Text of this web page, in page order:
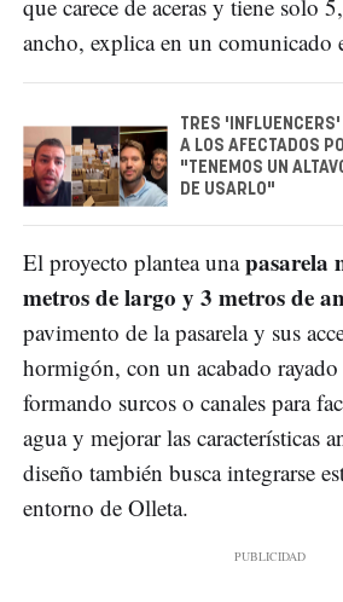
que carece de aceras y tiene solo
ancho, explica en un comunicado
TRES
A LOS AFECTADOS
"TENEMOS UN
DE USARLO"
El proyecto plantea unapasarela
metros de largo y 3 metros de
pavimento de la pasarela y sus
hormigón, con un acabado
formando surcos o canales para
agua y mejorar las características
diseño también busca integrarse
entorno de Olleta.